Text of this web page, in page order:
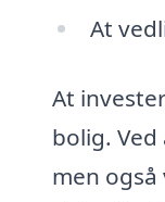
At
At
bolig.
men